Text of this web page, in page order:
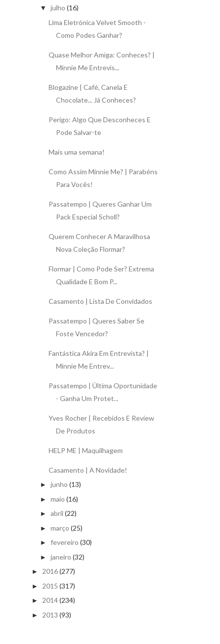
▼ julho (16)
Lima Eletrónica Velvet Smooth -
Como Podes Ganhar?
Quase Melhor Amiga: Conheces? |
Minnie Me Entrevis...
Blogazine | Café, Canela E
Chocolate... Já Conheces?
Perigo: Algo Que Desconheces E
Pode Salvar-te
Mais uma semana!
Como Assim Minnie Me? | Parabéns
Para Vocês!
Passatempo | Queres Ganhar Um
Pack Especial Scholl?
Querem Conhecer A Maravilhosa
Nova Coleção Flormar?
Flormar | Como Pode Ser? Extrema
Qualidade E Bom P...
Casamento | Lista De Convidados
Passatempo | Queres Saber Se
Foste Vencedor?
Fantástica Akira Em Entrevista? |
Minnie Me Entrev...
Passatempo | Última Oportunidade
- Ganha Um Protet...
Yves Rocher | Recebidos E Review
De Produtos
HELP ME | Maquilhagem
Casamento | A Novidade!
► junho (13)
► maio (16)
► abril (22)
► março (25)
► fevereiro (30)
► janeiro (32)
► 2016(277)
► 2015 (317)
► 2014(234)
► 2013 (93)